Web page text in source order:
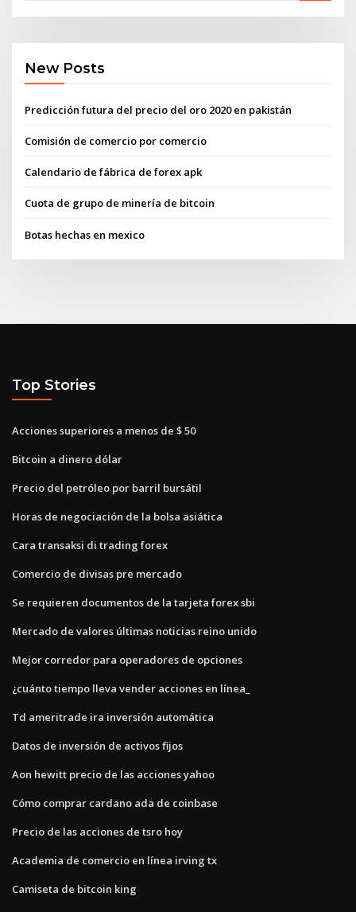
New Posts
Predicción futura del precio del oro 2020 en pakistán
Comisión de comercio por comercio
Calendario de fábrica de forex apk
Cuota de grupo de minería de bitcoin
Botas hechas en mexico
Top Stories
Acciones superiores a menos de $ 50
Bitcoin a dinero dólar
Precio del petróleo por barril bursátil
Horas de negociación de la bolsa asiática
Cara transaksi di trading forex
Comercio de divisas pre mercado
Se requieren documentos de la tarjeta forex sbi
Mercado de valores últimas noticias reino unido
Mejor corredor para operadores de opciones
¿cuánto tiempo lleva vender acciones en línea_
Td ameritrade ira inversión automática
Datos de inversión de activos fijos
Aon hewitt precio de las acciones yahoo
Cómo comprar cardano ada de coinbase
Precio de las acciones de tsro hoy
Academia de comercio en línea irving tx
Camiseta de bitcoin king